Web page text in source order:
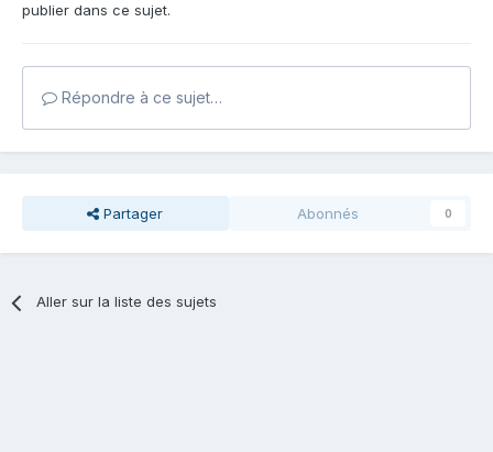
publier dans ce sujet.
Répondre à ce sujet…
Partager Abonnés 0
Aller sur la liste des sujets